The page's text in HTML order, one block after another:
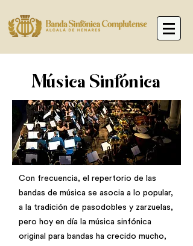
Música Sinfónica
Con frecuencia, el repertorio de las
bandas de música se asocia a lo popular,
a la tradición de pasodobles y zarzuelas,
pero hoy en día la música sinfónica
original para bandas ha crecido mucho,